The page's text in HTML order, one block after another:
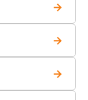
→
→
→